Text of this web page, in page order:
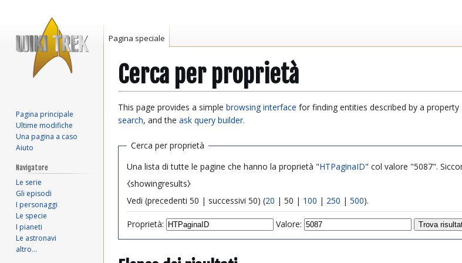
Cerca per proprietà
Vai
alla
Vai
alla
This page provides a simple browsing interface for finding entities described by a
search, and the ask query builder.
Cerca per proprietà
Una lista di tutte le pagine che hanno la proprietà "HTPaginaID" col valore "5087".
⧼showingresults⧽
Vedi (precedenti 50 | successivi 50) (20 | 50 | 100 | 250 | 500).
Proprietà: Valore:
Pagina speciale
Pagina principale
Ultime modifiche
Una pagina a caso
Aiuto
Navigatore
Le serie
Gli episodi
I personaggi
Le specie
I pianeti
Le astronavi
altro…